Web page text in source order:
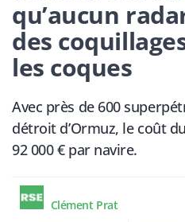
qu’aucun
des
les coques
Avec près de 600
détroit d’Ormuz, le coût
92 000 € par navire.
Clément Prat